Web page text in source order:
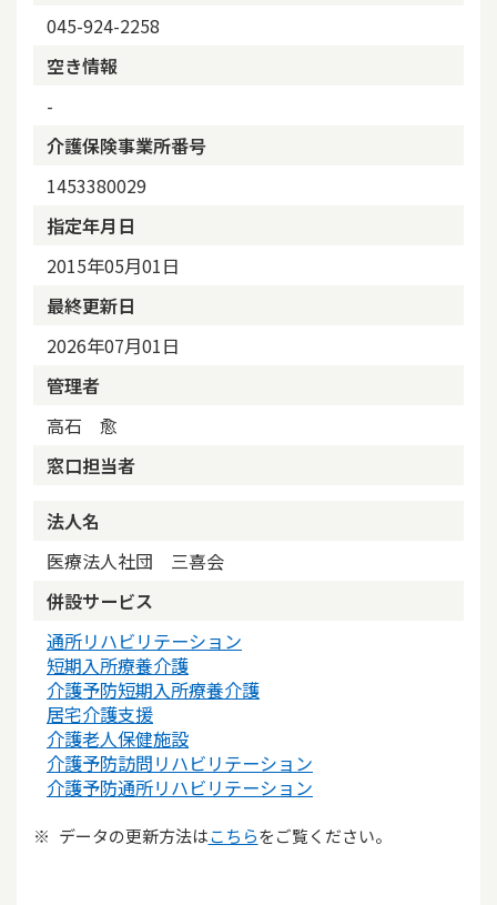
045-924-2258
空き情報
-
介護保険事業所番号
1453380029
指定年月日
2015年05月01日
最終更新日
2026年07月01日
管理者
高石 愈
窓口担当者
法人名
医療法人社団 三喜会
併設サービス
通所リハビリテーション
短期入所療養介護
介護予防短期入所療養介護
居宅介護支援
介護老人保健施設
介護予防訪問リハビリテーション
介護予防通所リハビリテーション
データの更新方法はこちらをご覧ください。